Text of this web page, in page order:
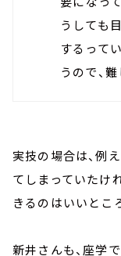
うしても
するって
うので、
実技の場合は、例
てしまっていたけ
きるのはいいとこ
新井さんも、座学